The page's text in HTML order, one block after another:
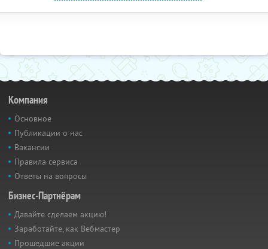
Компания
Основное
Публикации о нас
Вакансии
Правила сервиса
Ответы на вопросы
Бизнес-Партнёрам
Давайте сделаем акцию!
Заработайте, как Вебмастер
Прошедшие акции